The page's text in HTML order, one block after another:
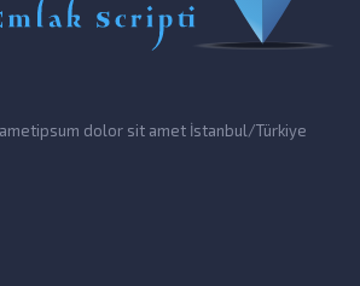
dolor sit amet İstanbul/Türkiye